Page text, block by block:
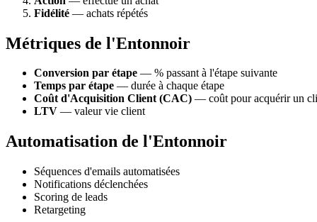
Fidélité — achats répétés
Métriques de l'Entonnoir
Conversion par étape — % passant à l'étape suivante
Temps par étape — durée à chaque étape
Coût d'Acquisition Client (CAC) — coût pour acquérir un
LTV — valeur vie client
Automatisation de l'Entonnoir
Séquences d'emails automatisées
Notifications déclenchées
Scoring de leads
Retargeting